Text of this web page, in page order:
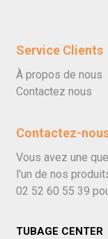
Service Clients
À propos de nous
Contactez nous
Contactez-
Vous avez une
l'un de nos
02 52 60 55 39
TUBAGE CENTER